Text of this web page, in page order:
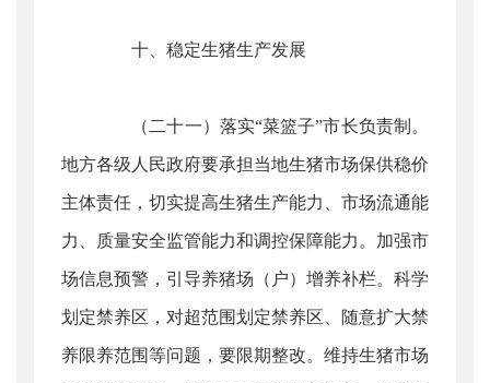
十、稳定生猪生产发展
（二十一）落实“菜篮子”市长负责制。
地方各级人民政府要承担当地生猪市场保供稳价
主体责任，切实提高生猪生产能力、市场流通能
力、质量安全监管能力和调控保障能力。加强市
场信息预警，引导养猪场（户）增养补栏。科学
划定禁养区，对超范围划定禁养区、随意扩大禁
养限养范围等问题，要限期整改。维持生猪市场